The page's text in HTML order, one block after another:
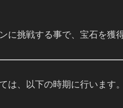
挑戦する事で、宝石を獲得
、以下の時期に行います。